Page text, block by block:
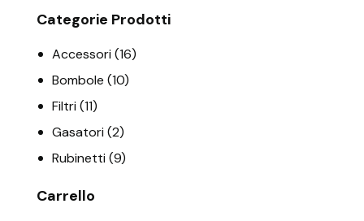
Categorie Prodotti
Accessori (16)
Bombole (10)
Filtri (11)
Gasatori (2)
Rubinetti (9)
Carrello